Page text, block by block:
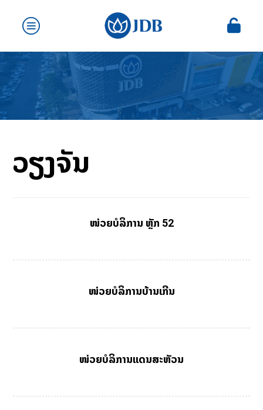
ວຽງຈັນ
ໜ່ວຍບໍລິການ ຫຼັກ 52
ໜ່ວຍບໍລິການບ້ານເກີນ
ໜ່ວຍບໍລິການແດນສະຫັວນ